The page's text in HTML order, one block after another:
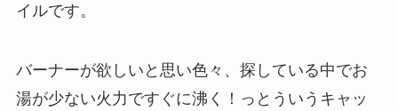
イルです。
バーナーが欲しいと思い色々、探している中でお
湯が少ない火力ですぐに沸く！っとういうキャッ